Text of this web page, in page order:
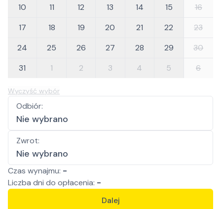
10
11 12 13 14 15
16
17
18 19 20 21 22
23
24
25 26 27 28 29
30
31
1 2 3 4 5 6
Wyczyść wybór
Odbiór:
Nie wybrano
Zwrot:
Nie wybrano
Czas wynajmu: -
Liczba dni do opłacenia: -
Dalej